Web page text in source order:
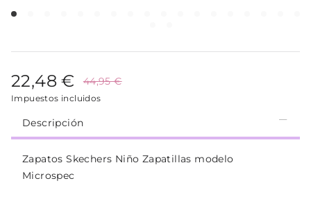
22,48 € 44,95 €
Impuestos incluidos
Descripción
Zapatos Skechers Niño Zapatillas modelo
Microspec